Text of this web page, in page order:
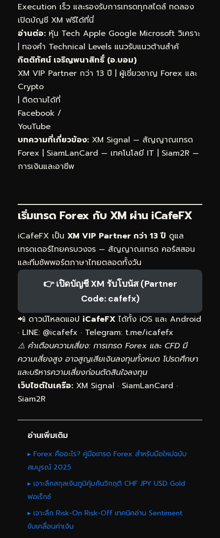
Execution เร็ว และรองรับการเทรดทุกสไตล์ ทดลอง
เปิดบัญชี XM ฟรีได้ที่นี่
อ่านต่อ: หุ้น Tech Apple Google Microsoft วิเคราะ
| ทองคำ Technical Levels แนวรับแนวต้านสำคั
กิตติทัศน์ เจริญพนาสิทธิ์ (อ.บอม)
XM VIP Partner กว่า 13 ปี | ผู้เชี่ยวชาญ Forex และ
Crypto
| ติดตามได้ที่
Facebook /
YouTube
บทความที่เกี่ยวข้อง: XM Signal — สัญญาณเทรด
Forex | SiamLanCard — เทคโนโลยี IT | Siam2R —
การเงินและอาชีพ
เริ่มเทรด Forex กับ XM ผ่าน iCafeFX
iCafeFX เป็น XM VIP Partner กว่า 13 ปี ดูแล
เทรดเดอร์ไทยครบวงจร — สัญญาณเทรด คอร์สสอน
และทีมซัพพอร์ตภาษาไทยตลอดทั้งวัน
👉 เปิดบัญชี XM รับโบนัส (Partner
Code: cafefx)
📲 ดาวน์โหลดแอป iCafeFX ได้ทั้ง iOS และ Android
· LINE: @icafefx · Telegram: t.me/icafefx
⚠️ คำเตือนความเสี่ยง: การเทรด Forex และ CFD มี
ความเสี่ยงสูง อาจสูญเสียเงินลงทุนทั้งหมด โปรดศึกษา
และบริหารความเสี่ยงก่อนตัดสินใจลงทุน
เว็บไซต์ในเครือ: XM Signal · SiamLanCard ·
Siam2R
อ่านเพิ่มเติม
▸ Forex คืออะไร? คู่มือเทรด Forex สำหรับมือใหม่ฉบับ
สมบูรณ์ 2025
▸ เจาะลึกสกุลเงินภูมิคุ้มกันวิกฤติ CHF JPY USD Gold
ฟอเร็กซ์
▸ เจาะลึก Risk-On Risk-Off เทคนิคอ่าน Sentiment
ขับเคลื่อนค่าเงิน